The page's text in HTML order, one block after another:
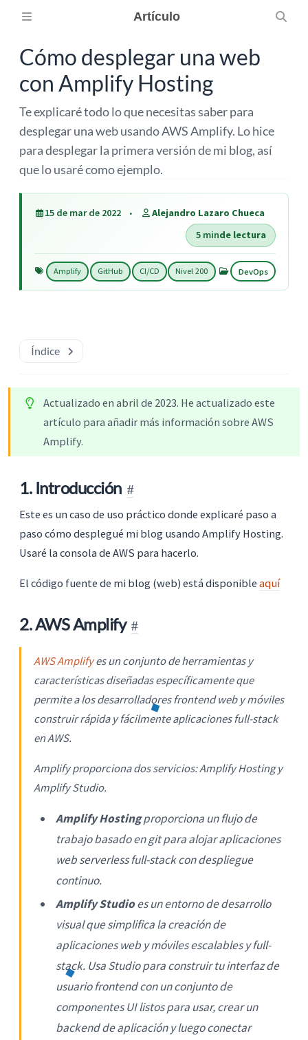
Artículo
Cómo desplegar una web
con Amplify Hosting
Te explicaré todo lo que necesitas saber para
desplegar una web usando AWS Amplify. Lo hice
para desplegar la primera versión de mi blog, así
que lo usaré como ejemplo.
15 de mar de 2022
Alejandro Lazaro Chueca
5 minde lectura
Amplify GitHub CI/CD Nivel 200 DevOps
Índice
Actualizado en abril de 2023. He actualizado este
artículo para añadir más información sobre AWS
Amplify.
1. Introducción
Este es un caso de uso práctico donde explicaré paso a
paso cómo desplegué mi blog usando Amplify Hosting.
Usaré la consola de AWS para hacerlo.
El código fuente de mi blog (web) está disponible aquí
2. AWS Amplify
AWS Amplifyes un conjunto de herramientas y
características diseñadas específicamente que
permite a los desarrolladores frontend web y móviles
construir rápida y fácilmente aplicaciones full-stack
en AWS.
Amplify proporciona dos servicios: Amplify Hosting y
Amplify Studio.
Amplify Hostingproporciona un flujo de
trabajo basado en git para alojar aplicaciones
web serverless full-stack con despliegue
continuo.
Amplify Studioes un entorno de desarrollo
visual que simplifica la creación de
aplicaciones web y móviles escalables y full-
stack. Usa Studio para construir tu interfaz de
usuario frontend con un conjunto de
componentes UI listos para usar, crear un
backend de aplicación y luego conectar